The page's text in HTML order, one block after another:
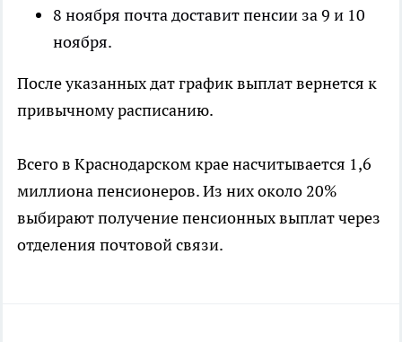
8 ноября почта доставит пенсии за 9 и 10
ноября.
После указанных дат график выплат вернется к
привычному расписанию.
Всего в Краснодарском крае насчитывается 1,6
миллиона пенсионеров. Из них около 20%
выбирают получение пенсионных выплат через
отделения почтовой связи.